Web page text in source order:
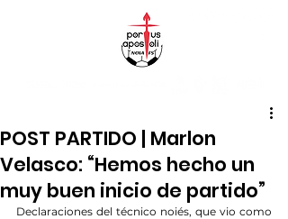
POST PARTIDO | Marlon
Velasco: “Hemos hecho un
muy buen inicio de partido”
Declaraciones del técnico noiés, que vio como